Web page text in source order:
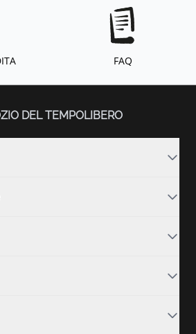
FAQ
DEL TEMPOLIBERO